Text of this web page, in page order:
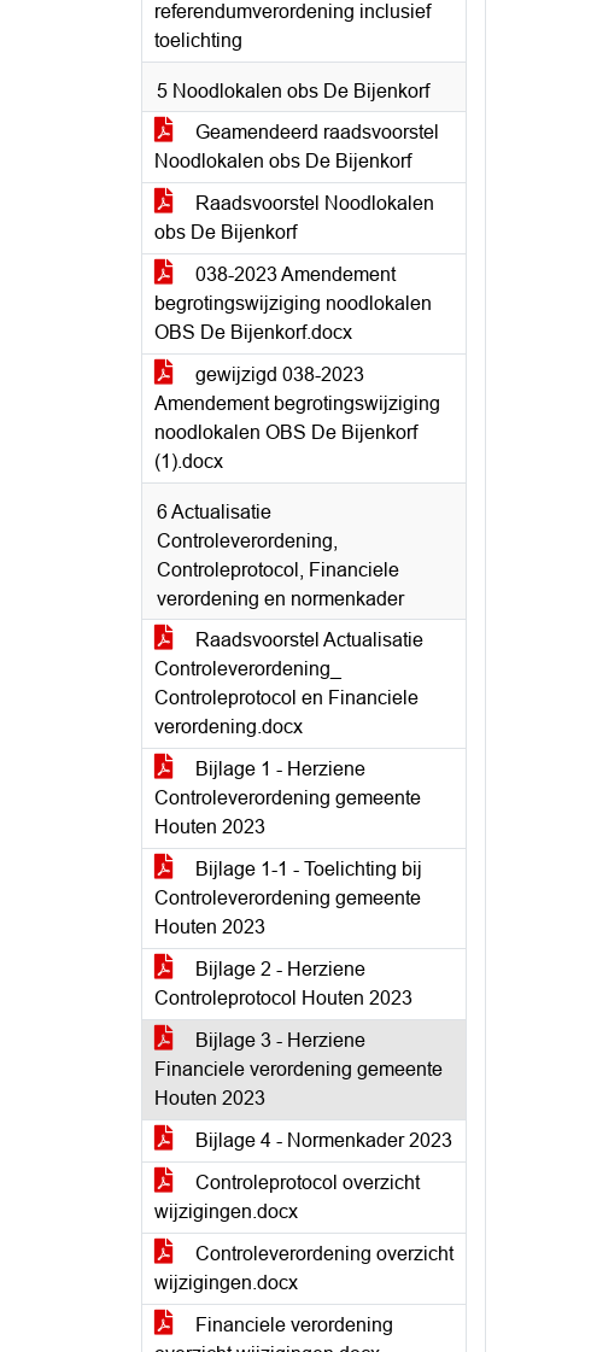
referendumverordening inclusief
toelichting
5 Noodlokalen obs De Bijenkorf
Geamendeerd raadsvoorstel
Noodlokalen obs De Bijenkorf
Raadsvoorstel Noodlokalen
obs De Bijenkorf
038-2023 Amendement
begrotingswijziging noodlokalen
OBS De Bijenkorf.docx
gewijzigd 038-2023
Amendement begrotingswijziging
noodlokalen OBS De Bijenkorf
(1).docx
6 Actualisatie
Controleverordening,
Controleprotocol, Financiele
verordening en normenkader
Raadsvoorstel Actualisatie
Controleverordening_
Controleprotocol en Financiele
verordening.docx
Bijlage 1 - Herziene
Controleverordening gemeente
Houten 2023
Bijlage 1-1 - Toelichting bij
Controleverordening gemeente
Houten 2023
Bijlage 2 - Herziene
Controleprotocol Houten 2023
Bijlage 3 - Herziene
Financiele verordening gemeente
Houten 2023
Bijlage 4 - Normenkader 2023
Controleprotocol overzicht
wijzigingen.docx
Controleverordening overzicht
wijzigingen.docx
Financiele verordening